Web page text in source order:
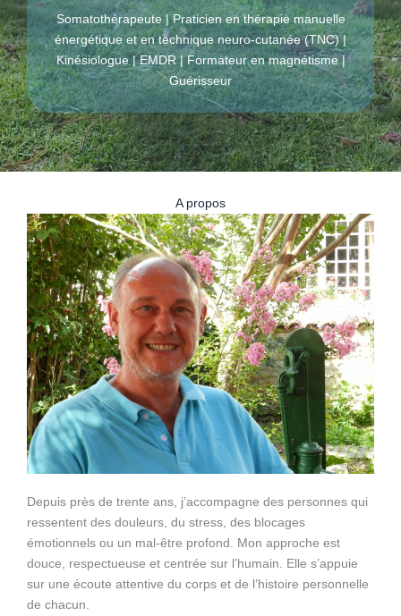
Somatothérapeute | Praticien en thérapie manuelle
énergétique et en technique neuro-cutanée (TNC) |
Kinésiologue | EMDR | Formateur en magnétisme |
Guérisseur
A propos
Depuis près de trente ans, j’accompagne des personnes qui
ressentent des douleurs, du stress, des blocages
émotionnels ou un mal-être profond. Mon approche est
douce, respectueuse et centrée sur l’humain. Elle s’appuie
sur une écoute attentive du corps et de l’histoire personnelle
de chacun.